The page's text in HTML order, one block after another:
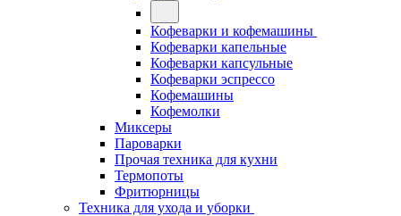
Кофеварки и кофемашины
Кофеварки капельные
Кофеварки капсульные
Кофеварки эспрессо
Кофемашины
Кофемолки
Миксеры
Пароварки
Прочая техника для кухни
Термопоты
Фритюрницы
Техника для ухода и уборки